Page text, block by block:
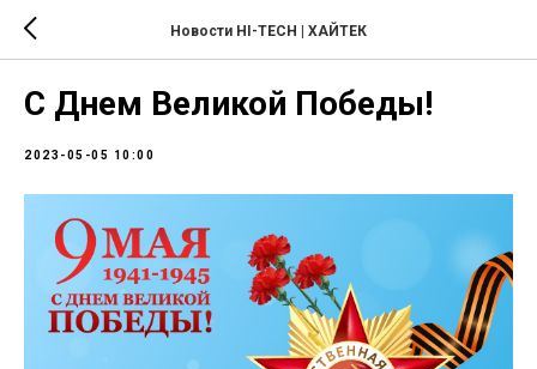
Новости HI-TECH | ХАЙТЕК
С Днем Великой Победы!
2023-05-05 10:00